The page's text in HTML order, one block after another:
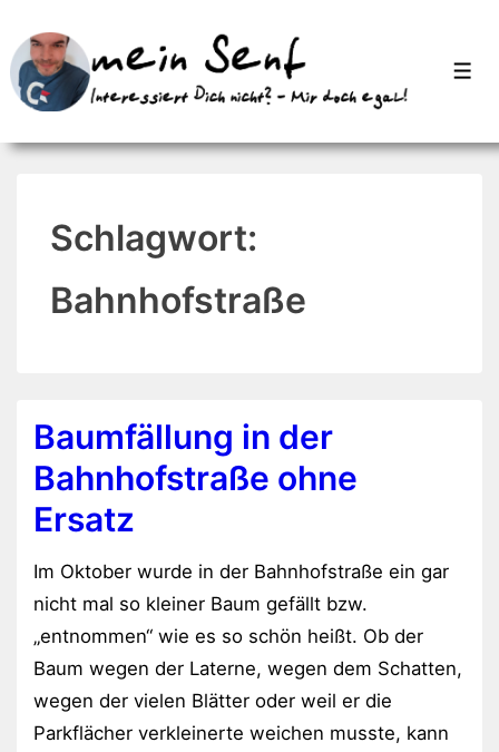
Zum
Inhalt
Schlagwort:
Bahnhofstraße
Baumfällung in der
Bahnhofstraße ohne
Ersatz
Im Oktober wurde in der Bahnhofstraße ein gar
nicht mal so kleiner Baum gefällt bzw.
„entnommen“ wie es so schön heißt. Ob der
Baum wegen der Laterne, wegen dem Schatten,
wegen der vielen Blätter oder weil er die
Parkflächer verkleinerte weichen musste, kann